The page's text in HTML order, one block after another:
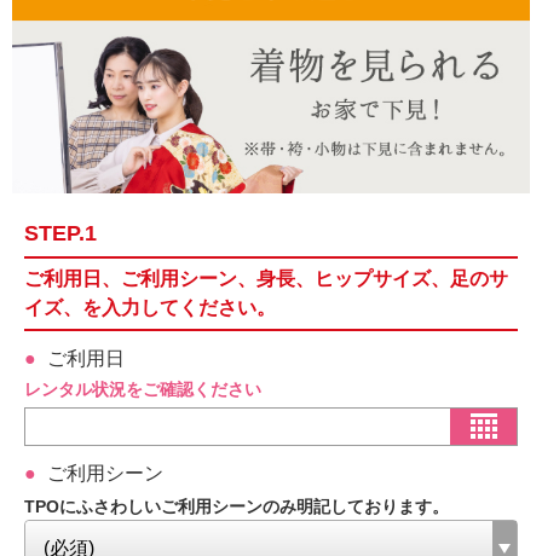
STEP.1
ご利用日、ご利用シーン、身長、ヒップサイズ、足のサ
イズ、を入力してください。
ご利用日
レンタル状況をご確認ください
ご利用シーン
TPOにふさわしいご利用シーンのみ明記しております。